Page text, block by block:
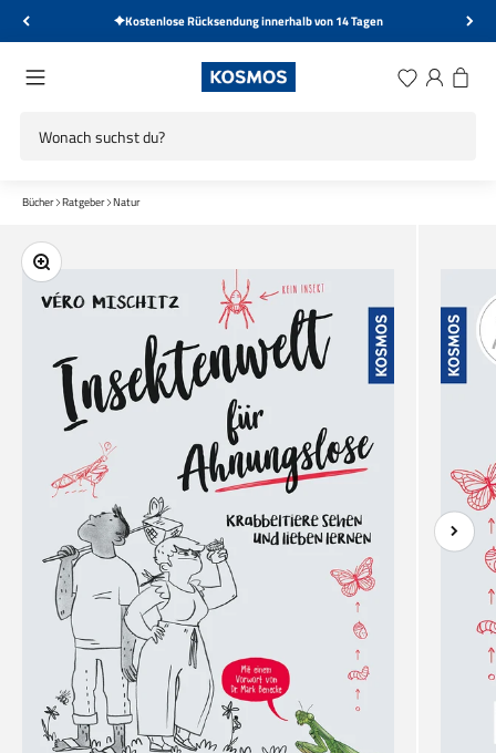
Zum Inhalt springen Kostenlose Rücksendung innerhalb von 14 Tagen
Menü KOSMOS Verlag Wunschliste
Anmelden
Bücher Ratgeber Natur
Bild vergrößern